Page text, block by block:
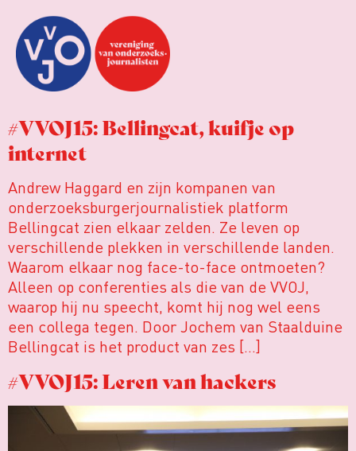
#VVOJ15: Bellingcat, kuifje op
internet
Andrew Haggard en zijn kompanen van
onderzoeksburgerjournalistiek platform
Bellingcat zien elkaar zelden. Ze leven op
verschillende plekken in verschillende landen.
Waarom elkaar nog face-to-face ontmoeten?
Alleen op conferenties als die van de VVOJ,
waarop hij nu speecht, komt hij nog wel eens
een collega tegen. Door Jochem van Staalduine
Bellingcat is het product van zes […]
#VVOJ15: Leren van hackers